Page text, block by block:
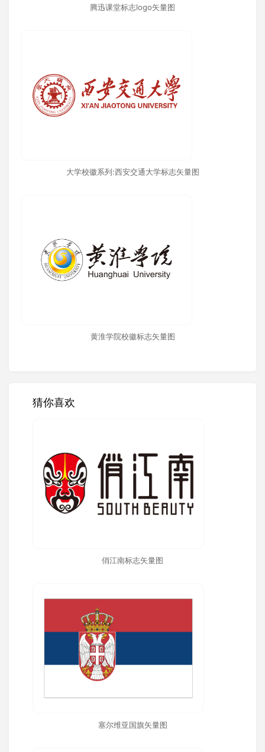
腾迅课堂标志logo矢量图
大学校徽系列:西安交通大学标志矢量图
黄淮学院校徽标志矢量图
猜你喜欢
俏江南标志矢量图
塞尔维亚国旗矢量图